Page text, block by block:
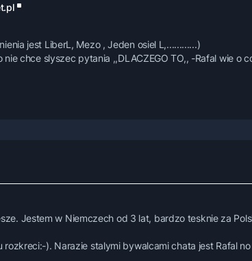
jest LiberL, Mezo , Jeden osiel L,............)
chce slyszec pytania ,,DLACZEGO TO,, -Rafal wie o
Jestem w Niemczech od 3 lat, bardzo tesknie za
). Narazie stalymi bywalcami chata jest Rafal